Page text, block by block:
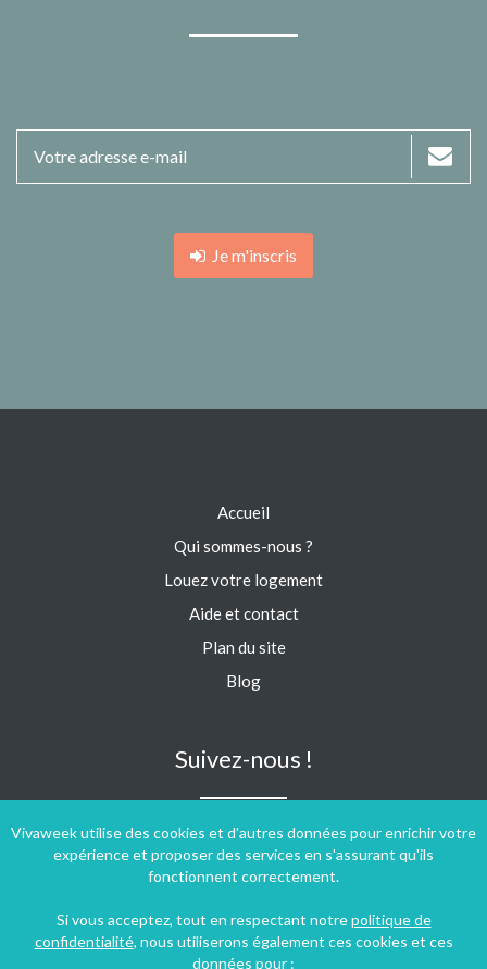
Je m'inscris
Vivaweek utilise des cookies et d'autres données pour enrichir votre
expérience et proposer des services en s'assurant qu'ils
fonctionnent correctement.
Si vous acceptez, tout en respectant notrepolitique de
confidentialité, nous utiliserons également ces cookies et ces
données pour :
Accueil
Qui sommes-nous ?
Louez votre logement
Aide et contact
Plan du site
Blog
Suivez-nous !